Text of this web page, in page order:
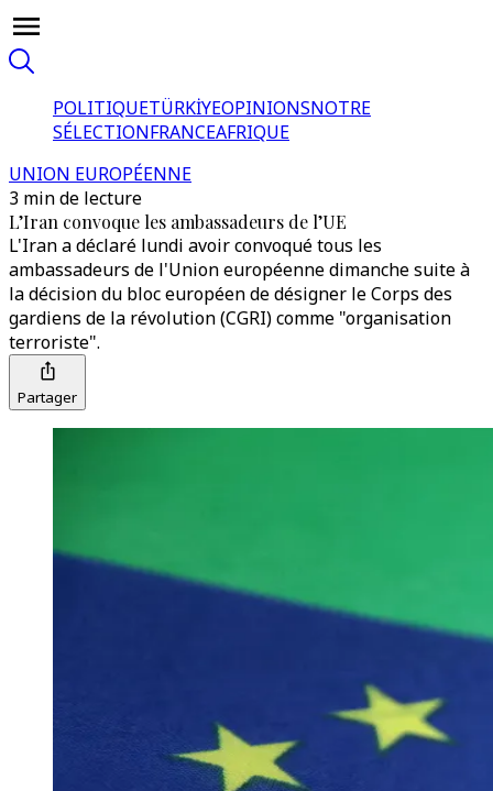
POLITIQUETÜRKİYEOPINIONSNOTRE
SÉLECTIONFRANCEAFRIQUE
UNION EUROPÉENNE
3 min de lecture
L’Iran convoque les ambassadeurs de l’UE
L'Iran a déclaré lundi avoir convoqué tous les
ambassadeurs de l'Union européenne dimanche suite à
la décision du bloc européen de désigner le Corps des
gardiens de la révolution (CGRI) comme "organisation
terroriste".
Partager